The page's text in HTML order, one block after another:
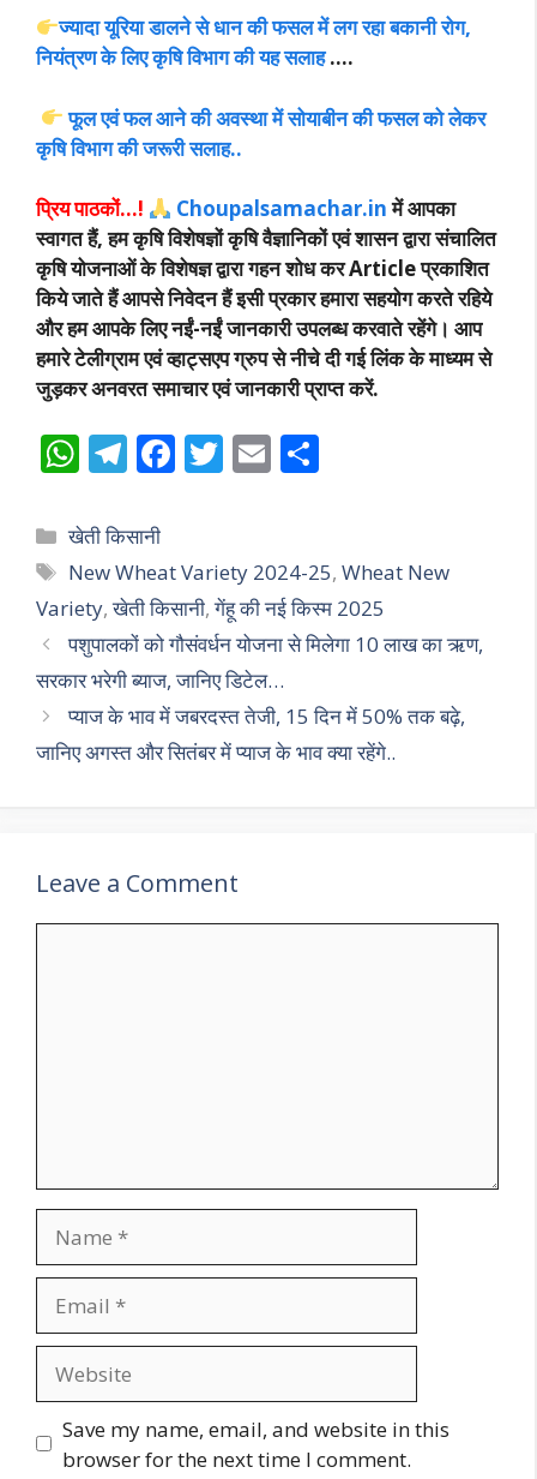
ज्यादा यूरिया डालने से धान की फसल में लग रहा बकानी रोग,
नियंत्रण के लिए कृषि विभाग की यह सलाह….
फूल एवं फल आने की अवस्था में सोयाबीन की फसल को लेकर
कृषि विभाग की जरूरी सलाह..
प्रिय पाठकों…! Choupalsamachar.inमें आपका
स्वागत हैं, हम कृषि विशेषज्ञों कृषि वैज्ञानिकों एवं शासन द्वारा संचालित
कृषि योजनाओं के विशेषज्ञ द्वारा गहन शोध कर Article प्रकाशित
किये जाते हैं आपसे निवेदन हैं इसी प्रकार हमारा सहयोग करते रहिये
और हम आपके लिए नईं-नईं जानकारी उपलब्ध करवाते रहेंगे। आप
हमारे टेलीग्राम एवं व्हाट्सएप ग्रुप से नीचे दी गई लिंक के माध्यम से
जुड़कर अनवरत समाचार एवं जानकारी प्राप्त करें.
W
h
at
s
A
p
p
T
el
e
gr
a
m
F
ac
b
o
o
k
T
w
er
E
m
l e
Categories
खेती किसानी
Tags
New Wheat Variety 2024-25,Wheat New
Variety,खेती किसानी,गेंहू की नई किस्म 2025
पशुपालकों को गौसंवर्धन योजना से मिलेगा 10 लाख का ऋण,
सरकार भरेगी ब्याज, जानिए डिटेल…
प्याज के भाव में जबरदस्त तेजी, 15 दिन में 50% तक बढ़े,
जानिए अगस्त और सितंबर में प्याज के भाव क्या रहेंगे..
Leave a Comment
Save my name, email, and website in this
browser for the next time I comment.